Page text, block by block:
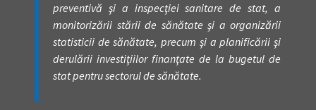
preventivă şi a inspecţiei sanitare de stat, a
monitorizării stării de sănătate şi a organizării
statisticii de sănătate, precum şi a planificării şi
derulării investiţiilor finanţate de la bugetul de
stat pentru sectorul de sănătate.